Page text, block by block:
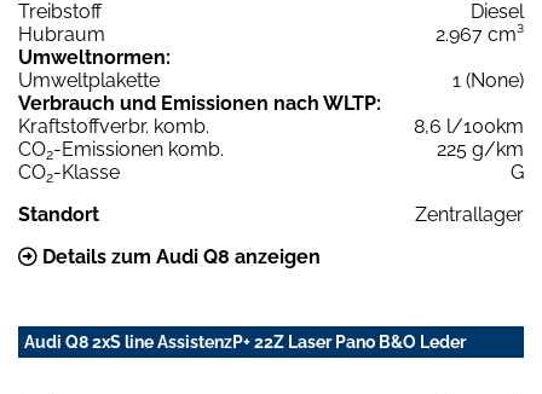
Treibstoff
Diesel
Hubraum
2.967 cm³
Umweltnormen:
Umweltplakette
1 (None)
Verbrauch und Emissionen nach WLTP:
Kraftstoffverbr. komb.
8,6 l/100km
CO2-Emissionen komb.
225 g/km
CO2-Klasse
G
Standort
Zentrallager
Details zum Audi Q8 anzeigen
Audi Q8 2xS line AssistenzP+ 22Z Laser Pano B&O Leder